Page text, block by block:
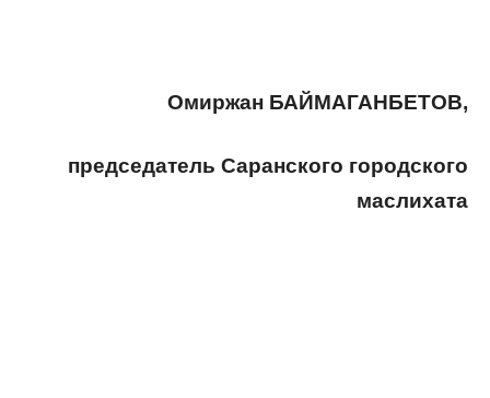
Омиржан БАЙМАГАНБЕТОВ,
председатель Саранского городского
маслихата